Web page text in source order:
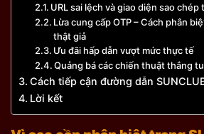
URL sai lệch và giao diện sao
Lừa cung cấp OTP – Cách phân
thật giả
Ưu đãi hấp dẫn vượt mức thực tế
Quảng bá các chiến thuật thắng
Cách tiếp cận đường dẫn
Lời kết